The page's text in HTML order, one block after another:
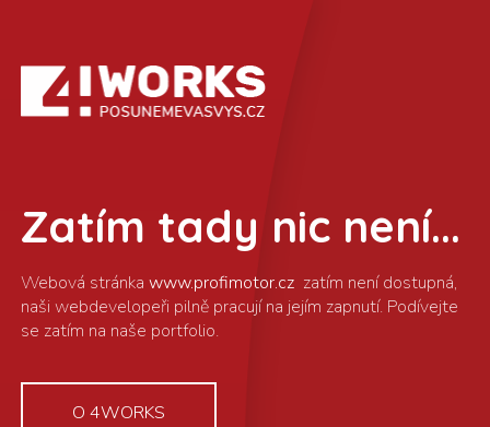
Zatím tady nic není...
www.profimotor.cz
O 4WORKS